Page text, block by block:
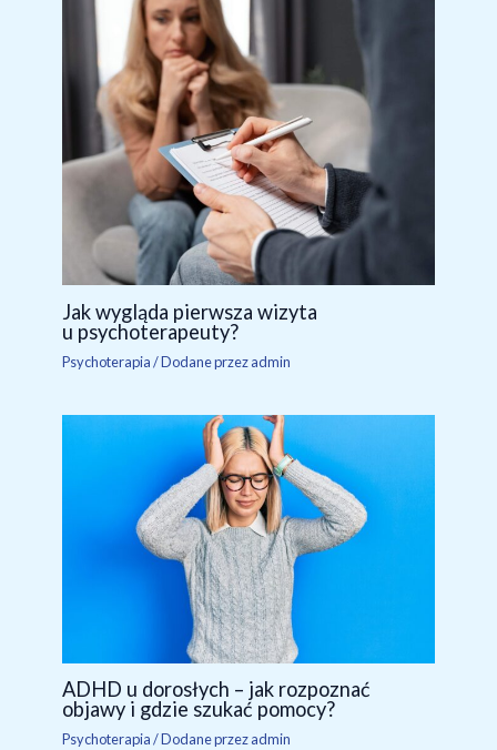
Jak wygląda pierwsza wizyta
u psychoterapeuty?
Psychoterapia/ Dodane przezadmin
ADHD u dorosłych – jak rozpoznać
objawy i gdzie szukać pomocy?
Psychoterapia/ Dodane przezadmin